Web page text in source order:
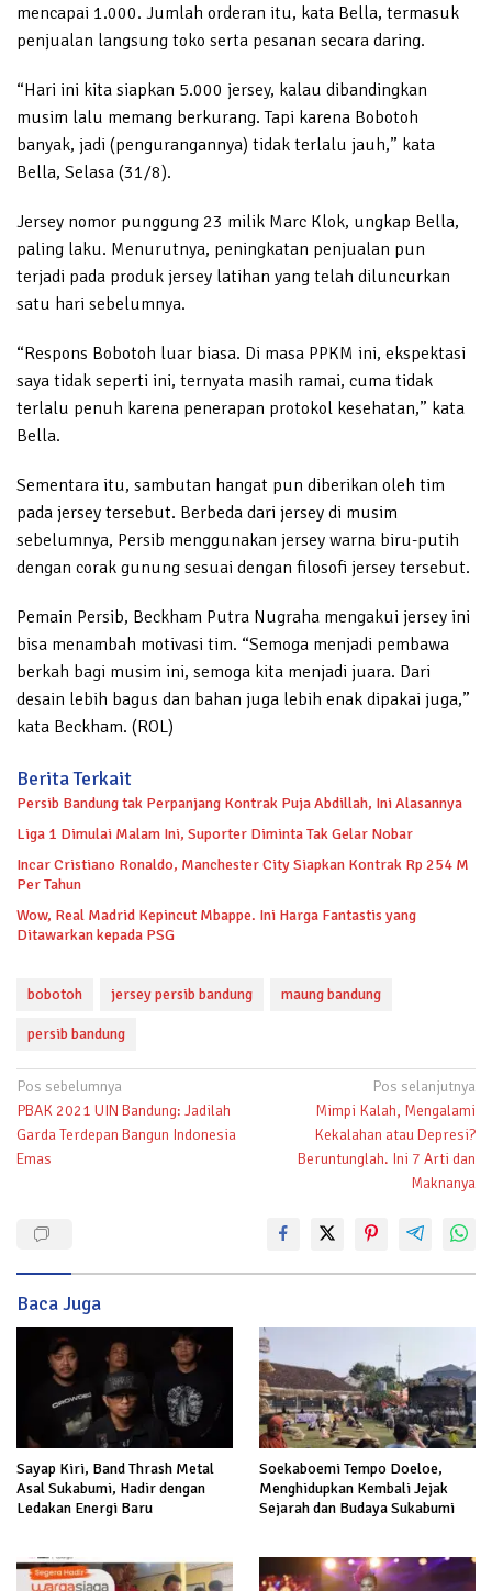
mencapai 1.000. Jumlah orderan itu, kata Bella, termasuk
penjualan langsung toko serta pesanan secara daring.
“Hari ini kita siapkan 5.000 jersey, kalau dibandingkan
musim lalu memang berkurang. Tapi karena Bobotoh
banyak, jadi (pengurangannya) tidak terlalu jauh,” kata
Bella, Selasa (31/8).
Jersey nomor punggung 23 milik Marc Klok, ungkap Bella,
paling laku. Menurutnya, peningkatan penjualan pun
terjadi pada produk jersey latihan yang telah diluncurkan
satu hari sebelumnya.
“Respons Bobotoh luar biasa. Di masa PPKM ini, ekspektasi
saya tidak seperti ini, ternyata masih ramai, cuma tidak
terlalu penuh karena penerapan protokol kesehatan,” kata
Bella.
Sementara itu, sambutan hangat pun diberikan oleh tim
pada jersey tersebut. Berbeda dari jersey di musim
sebelumnya, Persib menggunakan jersey warna biru-putih
dengan corak gunung sesuai dengan filosofi jersey tersebut.
Pemain Persib, Beckham Putra Nugraha mengakui jersey ini
bisa menambah motivasi tim. “Semoga menjadi pembawa
berkah bagi musim ini, semoga kita menjadi juara. Dari
desain lebih bagus dan bahan juga lebih enak dipakai juga,”
kata Beckham. (ROL)
Berita Terkait
Persib Bandung tak Perpanjang Kontrak Puja Abdillah, Ini Alasannya
Liga 1 Dimulai Malam Ini, Suporter Diminta Tak Gelar Nobar
Incar Cristiano Ronaldo, Manchester City Siapkan Kontrak Rp 254 M
Per Tahun
Wow, Real Madrid Kepincut Mbappe. Ini Harga Fantastis yang
Ditawarkan kepada PSG
bobotoh jersey persib bandung maung bandung
persib bandung
Navigasi
pos
Pos sebelumnya
PBAK 2021 UIN Bandung: Jadilah
Garda Terdepan Bangun Indonesia
Emas
Pos selanjutnya
Mimpi Kalah, Mengalami
Kekalahan atau Depresi?
Beruntunglah. Ini 7 Arti dan
Maknanya
Baca Juga
Sayap Kiri, Band Thrash Metal
Asal Sukabumi, Hadir dengan
Ledakan Energi Baru
Soekaboemi Tempo Doeloe,
Menghidupkan Kembali Jejak
Sejarah dan Budaya Sukabumi